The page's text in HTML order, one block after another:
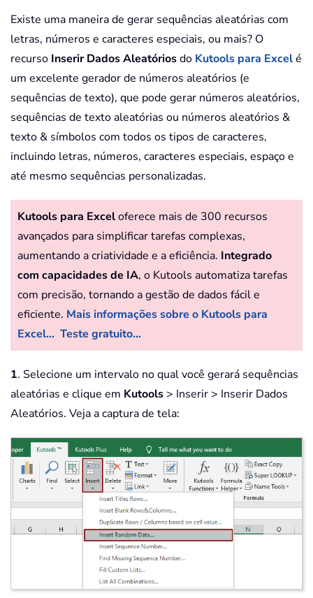
Existe uma maneira de gerar sequências aleatórias com
letras, números e caracteres especiais, ou mais? O
recurso Inserir Dados Aleatóriosdo Kutools para Excelé
um excelente gerador de números aleatórios (e
sequências de texto), que pode gerar números aleatórios,
sequências de texto aleatórias ou números aleatórios &
texto & símbolos com todos os tipos de caracteres,
incluindo letras, números, caracteres especiais, espaço e
até mesmo sequências personalizadas.
Kutools para Exceloferece mais de 300 recursos
avançados para simplificar tarefas complexas,
aumentando a criatividade e a eficiência. Integrado
com capacidades de IA, o Kutools automatiza tarefas
com precisão, tornando a gestão de dados fácil e
eficiente. Mais informações sobre o Kutools para
Excel... Teste gratuito...
1. Selecione um intervalo no qual você gerará sequências
aleatórias e clique em Kutools > Inserir > Inserir Dados
Aleatórios. Veja a captura de tela: